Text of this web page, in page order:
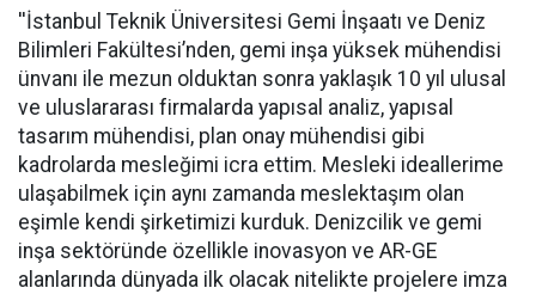
''İstanbul Teknik Üniversitesi Gemi İnşaatı ve Deniz
Bilimleri Fakültesi’nden, gemi inşa yüksek mühendisi
ünvanı ile mezun olduktan sonra yaklaşık 10 yıl ulusal
ve uluslararası firmalarda yapısal analiz, yapısal
tasarım mühendisi, plan onay mühendisi gibi
kadrolarda mesleğimi icra ettim. Mesleki ideallerime
ulaşabilmek için aynı zamanda meslektaşım olan
eşimle kendi şirketimizi kurduk. Denizcilik ve gemi
inşa sektöründe özellikle inovasyon ve AR-GE
alanlarında dünyada ilk olacak nitelikte projelere imza